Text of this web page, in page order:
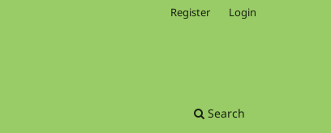
Search
Register Login